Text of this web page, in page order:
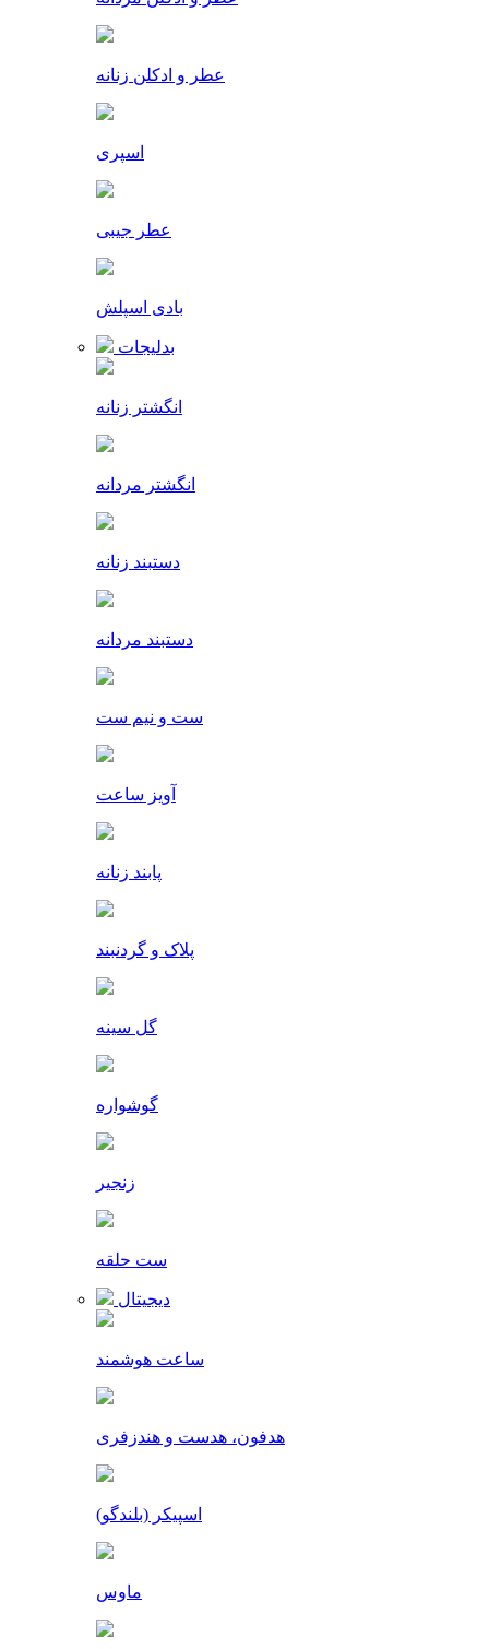
عطر و ادکلن زنانه
اسپری
عطر جیبی
بادی اسپلش
بدلیجات
انگشتر زنانه
انگشتر مردانه
دستبند زنانه
دستبند مردانه
ست و نیم ست
آویز ساعت
پابند زنانه
پلاک و گردنبند
گل سینه
گوشواره
زنجیر
ست حلقه
دیجیتال
ساعت هوشمند
هدفون، هدست و هندزفری
اسپیکر (بلندگو)
ماوس